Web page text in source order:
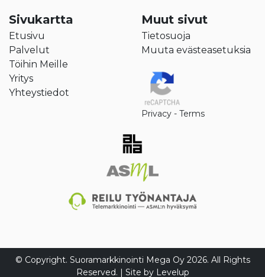
Sivukartta
Etusivu
Palvelut
Töihin Meille
Yritys
Yhteystiedot
Muut sivut
Tietosuoja
Muuta evästeasetuksia
Privacy - Terms
© Copyright. Suoramarkkinointi Mega Oy 2026. All Rights
Reserved. | Site by Levelup